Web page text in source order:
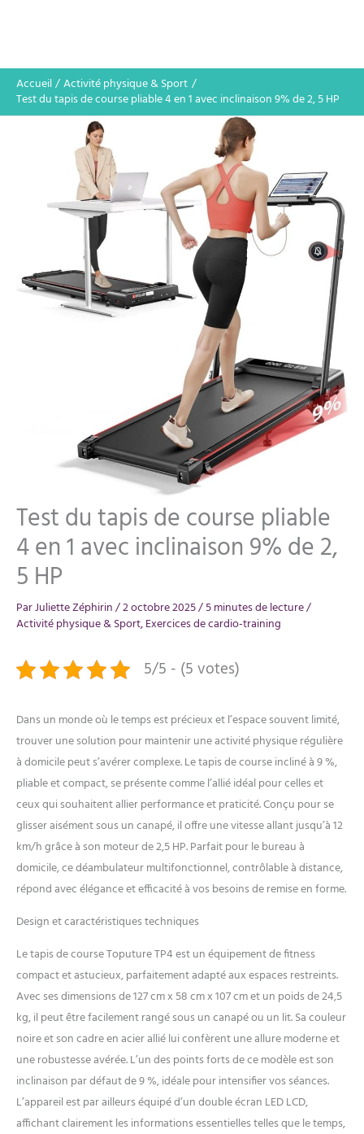
Accueil
Activité physique & Sport
Test du tapis de course pliable 4 en 1 avec inclinaison 9% de 2, 5 HP
Test du tapis de course pliable
4 en 1 avec inclinaison 9% de 2,
5 HP
ParJuliette Zéphirin/2 octobre 2025/5 minutes de lecture/
Activité physique & Sport,Exercices de cardio-training
5/5 - (5 votes)
Dans un monde où le temps est précieux et l’espace souvent limité,
trouver une solution pour maintenir une activité physique régulière
à domicile peut s’avérer complexe. Le tapis de course incliné à 9 %,
pliable et compact, se présente comme l’allié idéal pour celles et
ceux qui souhaitent allier performance et praticité. Conçu pour se
glisser aisément sous un canapé, il offre une vitesse allant jusqu’à 12
km/h grâce à son moteur de 2,5 HP. Parfait pour le bureau à
domicile, ce déambulateur multifonctionnel, contrôlable à distance,
répond avec élégance et efficacité à vos besoins de remise en forme.
Design et caractéristiques techniques
Le tapis de course Toputure TP4 est un équipement de fitness
compact et astucieux, parfaitement adapté aux espaces restreints.
Avec ses dimensions de 127 cm x 58 cm x 107 cm et un poids de 24,5
kg, il peut être facilement rangé sous un canapé ou un lit. Sa couleur
noire et son cadre en acier allié lui confèrent une allure moderne et
une robustesse avérée. L’un des points forts de ce modèle est son
inclinaison par défaut de 9 %, idéale pour intensifier vos séances.
L’appareil est par ailleurs équipé d’un double écran LED LCD,
affichant clairement les informations essentielles telles que le temps,